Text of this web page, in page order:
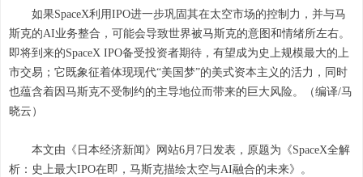
如果SpaceX利用IPO进一步巩固其在太空市场的控制力，并与马
斯克的AI业务整合，可能会导致世界被马斯克的意图和情绪所左右。
即将到来的SpaceX IPO备受投资者期待，有望成为史上规模最大的上
市交易；它既象征着体现现代“美国梦”的美式资本主义的活力，同时
也蕴含着因马斯克不受制约的主导地位而带来的巨大风险。（编译/马
晓云）
本文由《日本经济新闻》网站6月7日发表，原题为《SpaceX全解
析：史上最大IPO在即，马斯克描绘太空与AI融合的未来》。